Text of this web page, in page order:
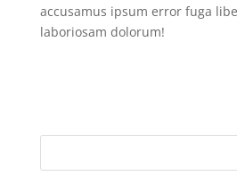
accusamus ipsum error fuga
laboriosam dolorum!